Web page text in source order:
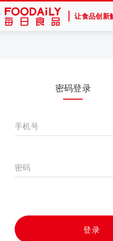
让食品创新
密码登录
手机号
密码
登录